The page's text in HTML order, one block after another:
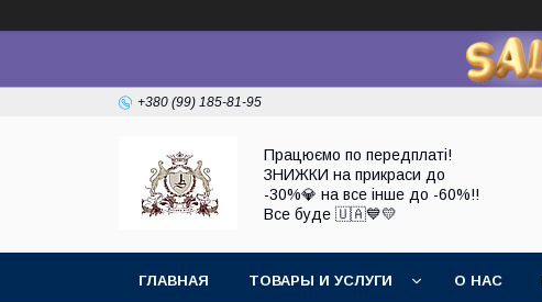
+380 (99) 185-81-95
Працюємо по передплаті!
ЗНИЖКИ на прикраси до
-30%💎 на все інше до -60%!!
Все буде 🇺🇦💙💛
ГЛАВНАЯ ТОВАРЫ И УСЛУГИ О НАС